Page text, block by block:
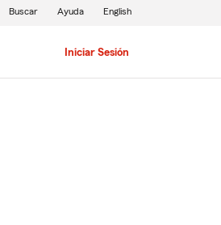
Iniciar Sesión
Buscar Ayuda English